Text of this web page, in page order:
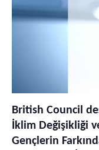
British Council
İklim Değişikliği
Gençlerin